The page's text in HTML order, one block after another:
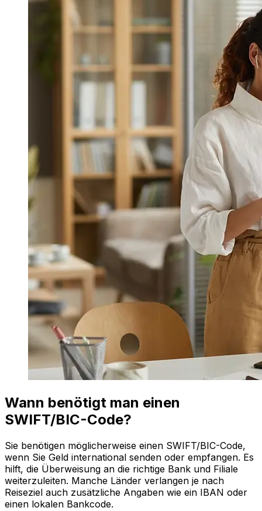
Wann benötigt man einen
SWIFT/BIC-Code?
Sie benötigen möglicherweise einen SWIFT/BIC-Code,
wenn Sie Geld international senden oder empfangen. Es
hilft, die Überweisung an die richtige Bank und Filiale
weiterzuleiten. Manche Länder verlangen je nach
Reiseziel auch zusätzliche Angaben wie ein IBAN oder
einen lokalen Bankcode.